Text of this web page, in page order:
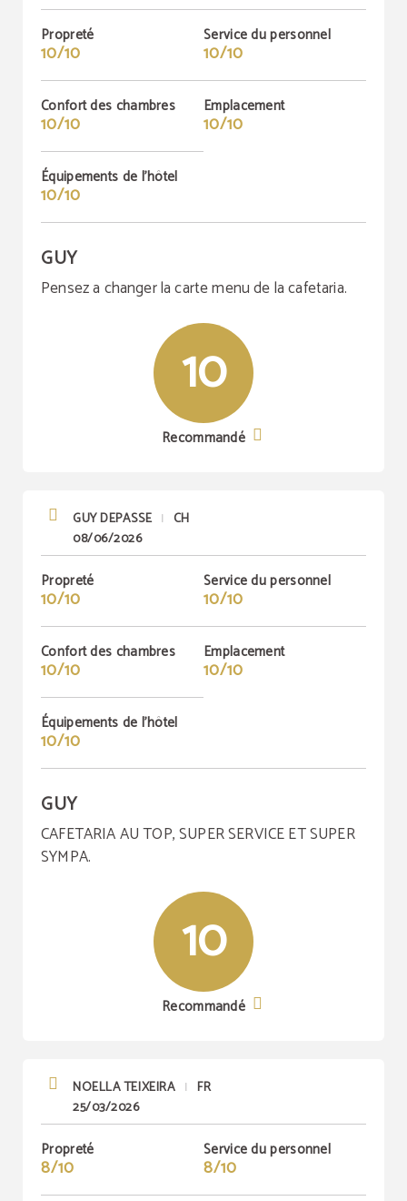
Propreté
10/10
Service du personnel
10/10
Confort des chambres
10/10
Emplacement
10/10
Équipements de l'hôtel
10/10
GUY
Pensez a changer la carte menu de la cafetaria.
10
Recommandé
GUY DEPASSE |
CH
08/06/2026
Propreté
10/10
Service du personnel
10/10
Confort des chambres
10/10
Emplacement
10/10
Équipements de l'hôtel
10/10
GUY
CAFETARIA AU TOP, SUPER SERVICE ET SUPER
SYMPA.
10
Recommandé
NOELLA TEIXEIRA |
FR
25/03/2026
Propreté
8/10
Service du personnel
8/10